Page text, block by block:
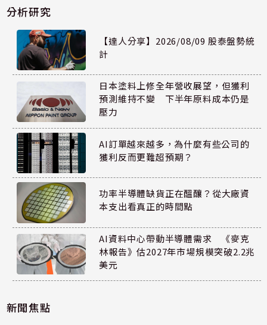
分析研究
【達人分享】2026/08/09 股泰盤勢統
計
日本塗料上修全年營收展望，但獲利
預測維持不變 下半年原料成本仍是
壓力
AI訂單越來越多，為什麼有些公司的
獲利反而更難超預期？
功率半導體缺貨正在醞釀？從大廠資
本支出看真正的時間點
AI資料中心帶動半導體需求 《麥克
林報告》估2027年市場規模突破2.2兆
美元
新聞焦點